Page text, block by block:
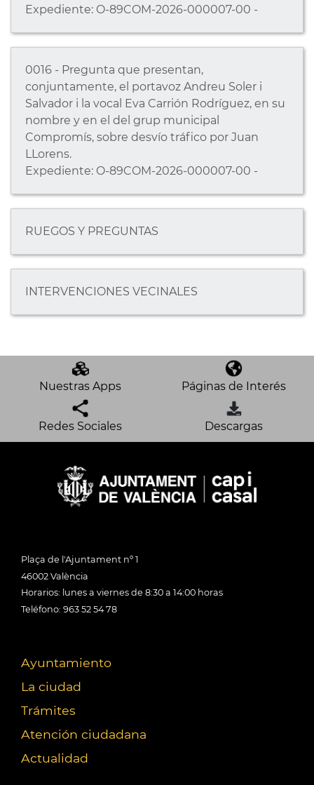
Expediente: O-89COM-2026-000007-00 -
0016 - Pregunta que presentan,
conjuntamente, el portavoz Andreu Soler i
Salvador i la vocal Eva Carrión Rodríguez, en su
nombre y en el del grup municipal
Compromís, sobre desvío tráfico por Juan
LLorens.
Expediente: O-89COM-2026-000007-00 -
RUEGOS Y PREGUNTAS
INTERVENCIONES VECINALES
Nuestras Apps Páginas de Interés
Redes Sociales Descargas
Plaça de l'Ajuntament nº 1
46002 València
Horarios: lunes a viernes de 8:30 a 14:00 horas
Teléfono: 963 52 54 78
Ayuntamiento
La ciudad
Trámites
Atención ciudadana
Actualidad